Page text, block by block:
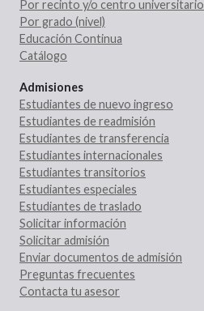
Por recinto y/o centro universitario
Por grado (nivel)
Educación Continua
Catálogo
Admisiones
Estudiantes de nuevo ingreso
Estudiantes de readmisión
Estudiantes de transferencia
Estudiantes internacionales
Estudiantes transitorios
Estudiantes especiales
Estudiantes de traslado
Solicitar información
Solicitar admisión
Enviar documentos de admisión
Preguntas frecuentes
Contacta tu asesor